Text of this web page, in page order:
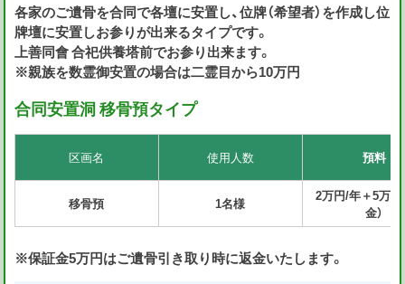
各家のご遺骨を合同で各壇に安置し、位牌（希望者）を作成し位
牌壇に安置しお参りが出来るタイプです。
上善同會 合祀供養塔前でお参り出来ます。
※親族を数霊御安置の場合は二霊目から10万円
合同安置洞移骨預タイプ
区画名 使用人数 預料
移骨預 1名様
2万円/年＋5万円
金）
※保証金5万円はご遺骨引き取り時に返金いたします。